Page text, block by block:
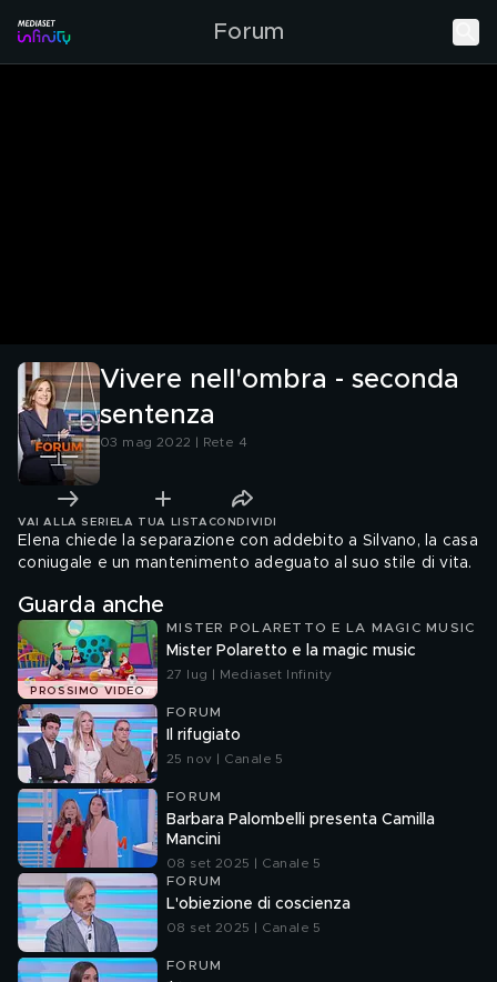
Forum
Vivere nell'ombra - seconda
sentenza
03 mag 2022 | Rete 4
VAI ALLA SERIE LA TUA LISTA CONDIVIDI
Elena chiede la separazione con addebito a Silvano, la casa
coniugale e un mantenimento adeguato al suo stile di vita.
Guarda anche
PROSSIMO VIDEO
MISTER POLARETTO E LA MAGIC MUSIC
Mister Polaretto e la magic music
27 lug | Mediaset Infinity
FORUM
Il rifugiato
25 nov | Canale 5
FORUM
Barbara Palombelli presenta Camilla
Mancini
08 set 2025 | Canale 5
FORUM
L'obiezione di coscienza
08 set 2025 | Canale 5
FORUM